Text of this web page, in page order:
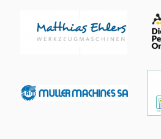
Gesamtleistungsbedarf: 7,0 kW
t Abmessung Maschine ca. LxBxH:
Vorwiegend zum Hinterdrehen
ohne Gewindesteigung).
Hinterdrehen und Hinterschleifen
der Rückseite und in Achsrichtung
Hauptantrieb über 8-stufiges